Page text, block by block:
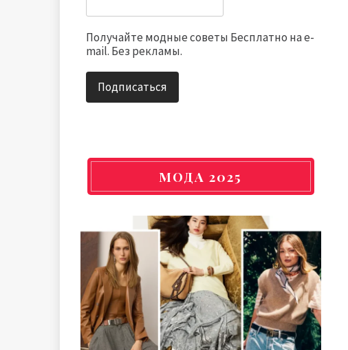
Получайте модные советы Бесплатно на e-
mail. Без рекламы.
МОДА 2025